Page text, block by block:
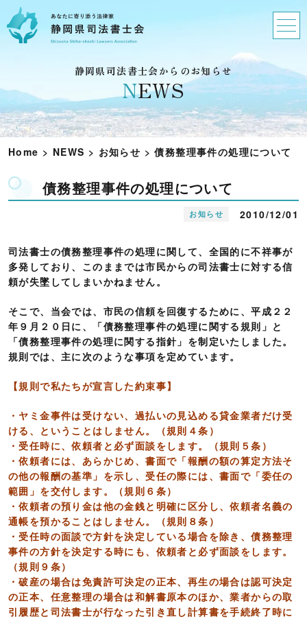
静岡県司法書士会からのお知らせ
NEWS
Home > NEWS > お知らせ >債務整理事件の処理について
債務整理事件の処理について
お知らせ 2010/12/01
司法書士の債務整理事件の処理に関して、全国的に不祥事が
多発しており、このままでは市民からの司法書士に対する信
頼が失墜してしまいかねません。
そこで、当会では、市民の信頼を回復するために、平成２２
年９月２０日に、「債務整理事件の処理に関する規則」と
「債務整理事件の処理に関する指針」を制定いたしました。
規則では、主に次のような事項を定めています。
【規則で私たちが宣言した約束事】
・ヤミ金事件は受けない、過払いの見込める貸金業者だけ受
ける、ということはしません。（規則４条）
・受任時に、依頼者と必ず面談をします。（規則５条）
・依頼者には、あらかじめ、書面で「報酬の額の算定方法そ
の他の報酬の基準」を示し、受任の際には、書面で「委任の
範囲」を交付します。（規則６条）
・依頼者の預り金は他の金銭と明確に区分し、依頼者名義の
通帳を預かることはしません。（規則８条）
・受任時の面談で方針を決定している場合を除き、債務整理
事件の方針を決定する時にも、依頼者と必ず面談をします。
（規則９条）
・破産の場合は免責許可決定の正本、再生の場合は認可決定
の正本、任意整理の場合は和解書原本のほか、業者からの取
引履歴と司法書士が行なった引き直し計算書を手続終了時に